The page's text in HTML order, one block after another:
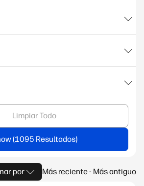
Limpiar Todo
por Más reciente - Más antiguo